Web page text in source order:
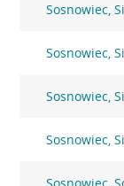
Sosnowiec,
Sosnowiec,
Sosnowiec,
Sosnowiec,